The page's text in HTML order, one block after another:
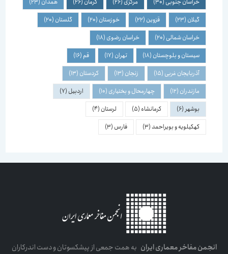
گیلان(23) قزوین(22) خوزستان(20) گلستان(20)
خراسان شمالی(20) خراسان رضوی(18)
سیستان و بلوچستان(18) تهران(17)
(16)
آذربایجان غربی(15) زنجان(13) کردستان(13)
مازندران(12) چهارمحال و بختیاری(10) اردبیل(7)
بوشهر(6) کرمانشاه(5) لرستان(4)
کهکیلویه و بویراحمد(3) فارس(3)
انجمن مفاخر معماری ایرانبه همت جمعی از پیشکسوتان و دست اندرکاران